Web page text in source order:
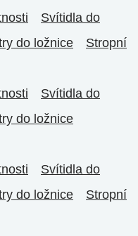
Svítidla do
do ložnice
Stropní
Svítidla do
do ložnice
Svítidla do
do ložnice
Stropní